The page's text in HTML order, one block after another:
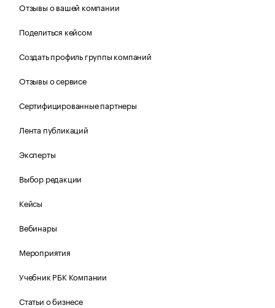
Отзывы о вашей компании
Поделиться кейсом
Создать профиль группы компаний
Отзывы о сервисе
Сертифицированные партнеры
Лента публикаций
Эксперты
Выбор редакции
Кейсы
Вебинары
Мероприятия
Учебник РБК Компании
Статьи о бизнесе